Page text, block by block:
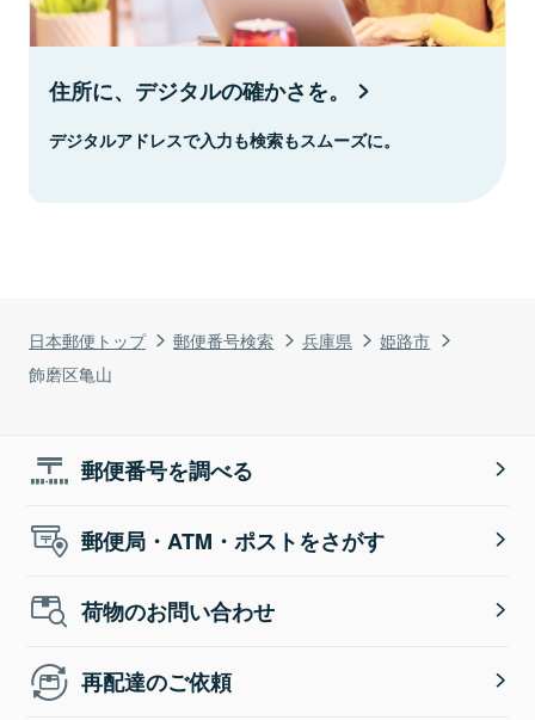
日本郵便トップ 郵便番号検索 兵庫県
姫路市
飾磨区亀山
住所に、デジタルの確かさを。
デジタルアドレスで入力も検索もスムーズに。
郵便番号を調べる
郵便局・ATM・ポストをさがす
荷物のお問い合わせ
再配達のご依頼